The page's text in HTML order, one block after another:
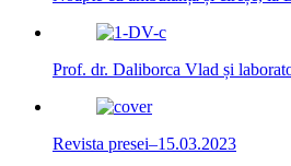
Prof. dr. Daliborca Vlad și
Revista presei–15.03.2023